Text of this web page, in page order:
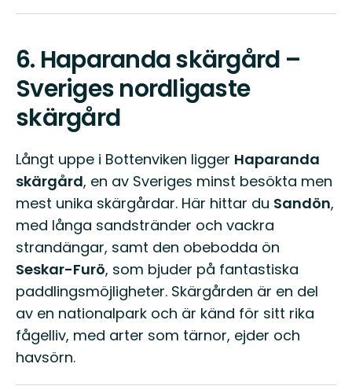
6. Haparanda skärgård –
Sveriges nordligaste
skärgård
Långt uppe i Bottenviken ligger Haparanda
skärgård, en av Sveriges minst besökta men
mest unika skärgårdar. Här hittar du Sandön,
med långa sandstränder och vackra
strandängar, samt den obebodda ön
Seskar-Furö, som bjuder på fantastiska
paddlingsmöjligheter. Skärgården är en del
av en nationalpark och är känd för sitt rika
fågelliv, med arter som tärnor, ejder och
havsörn.